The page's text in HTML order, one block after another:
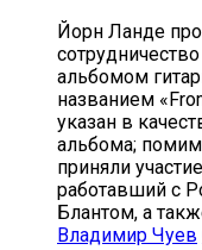
Йорн Ланде
альбомом
названием
указан в
альбома;
приняли
работавший с
Блантом, а
Владимир Чуев